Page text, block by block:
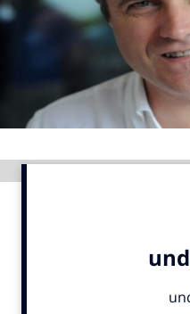
Menu
9 sept: GenAI-training
12 nov: MarketingLive!
Adverteren
Events
Opleidingen